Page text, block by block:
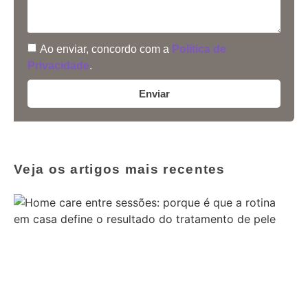
Ao enviar, concordo com a Política de
Privacidade
Enviar
Veja os artigos mais recentes